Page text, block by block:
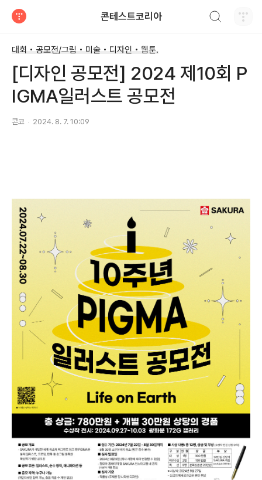
콘테스트코리아
대회 • 공모전/그림 • 미술 • 디자인 • 웹툰.
[디자인 공모전] 2024 제10회 P
IGMA일러스트 공모전
콘코 2024. 8. 7. 10:09